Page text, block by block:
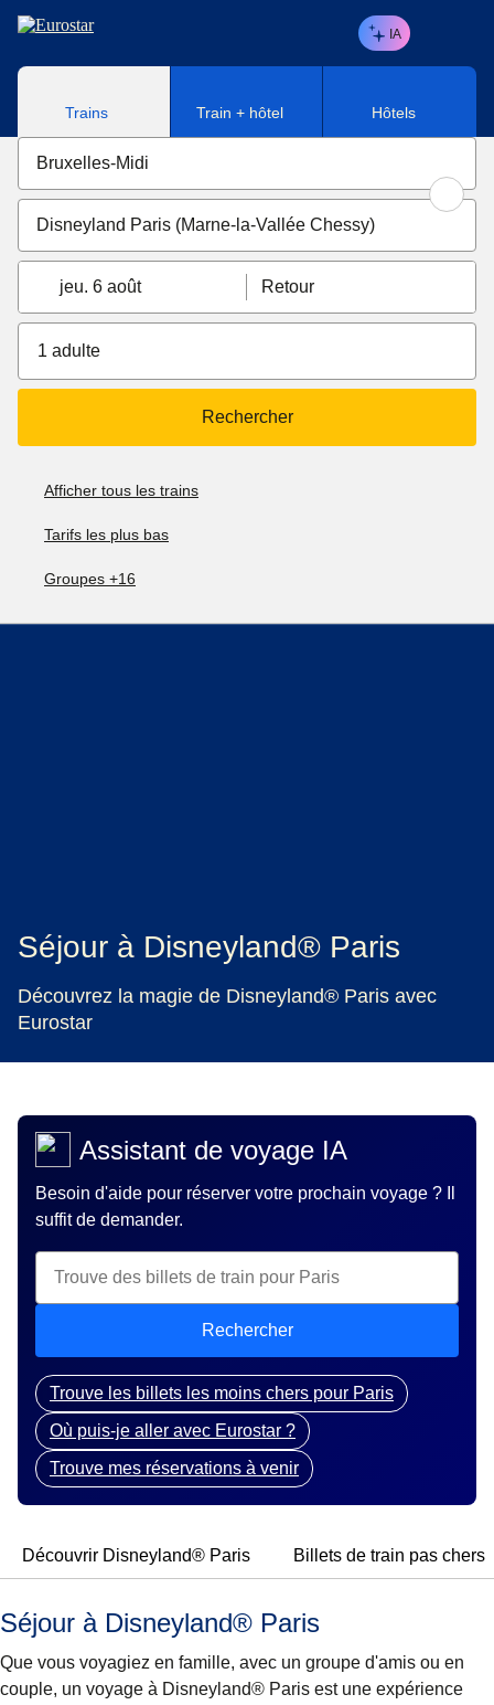
Aller au contenu principal
IA
Trains Train + hôtel Hôtels
jeu. 6 août Retour
1 adulte
Rechercher
Afficher tous les trains
Tarifs les plus bas
Groupes +16
Séjour à Disneyland® Paris
Découvrez la magie de Disneyland® Paris avec
Eurostar
Assistant de voyage IA
Besoin d'aide pour réserver votre prochain voyage ? Il
suffit de demander.
Rechercher
Trouve les billets les moins chers pour Paris
Où puis-je aller avec Eurostar ?
Trouve mes réservations à venir
Découvrir Disneyland® Paris Billets de train pas chers
Séjour à Disneyland® Paris
Que vous voyagiez en famille, avec un groupe d'amis ou en
couple, un voyage à Disneyland® Paris est une expérience